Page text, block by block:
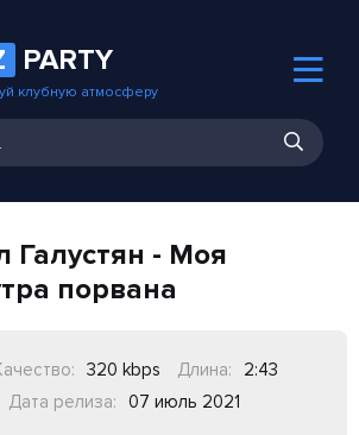
PARTY
клубную атмосферу
Галустян - Моя
порвана
320 kbps Длина:
2:43
Дата релиза: 07 июль 2021